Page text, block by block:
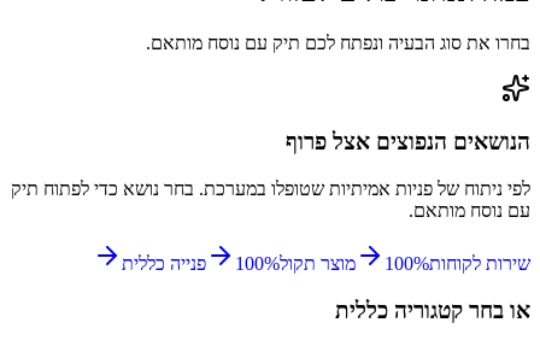
בחרו את סוג הבעיה ונפתח לכם תיק עם נוסח מותאם.
הנושאים הנפוצים אצל פרוף
לפי ניתוח של פניות אמיתיות שטופלו במערכת. בחר נושא כדי לפתוח תיק
עם נוסח מותאם.
שירות לקוחות 100% מוצר תקול 100% פנייה כללית
או בחר קטגוריה כללית